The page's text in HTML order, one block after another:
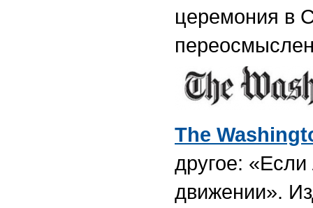
церемония в
The
другое:
движении».